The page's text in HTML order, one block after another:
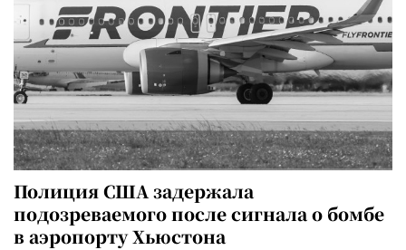
Полиция США задержала
подозреваемого после сигнала о бомбе
в аэропорту Хьюстона